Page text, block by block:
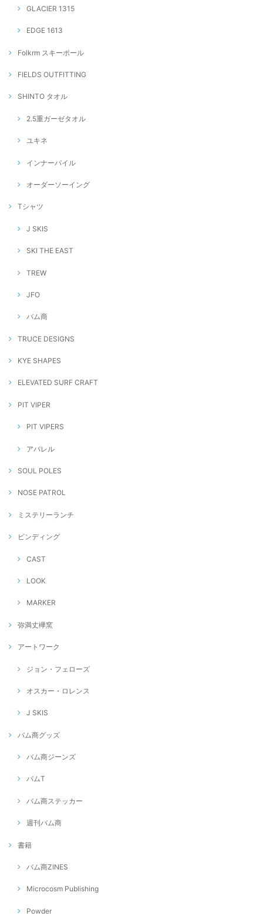
GLACIER 1315
EDGE 1613
Folkrm スキーポール
FIELDS OUTFITTING
SHINTO タオル
2.5重ガーゼタオル
ユキネ
インナーパイル
オーダーソーイング
Tシャツ
J SKIS
SKI THE EAST
TREW
JFO
バム商
TRUCE DESIGNS
KYE SHAPES
ELEVATED SURF CRAFT
PIT VIPER
PIT VIPERS
アパレル
SOUL POLES
NOSE PATROL
ミステリーランチ
ビンディング
CAST
LOOK
MARKER
弥満丈欅窯
アートワーク
ジョン・フェローズ
オスカー・ロレンス
J SKIS
バム商グッズ
バム商ジーンズ
バムT
バム商ステッカー
週刊バム商
書籍
バム商ZINES
Microcosm Publishing
Powder